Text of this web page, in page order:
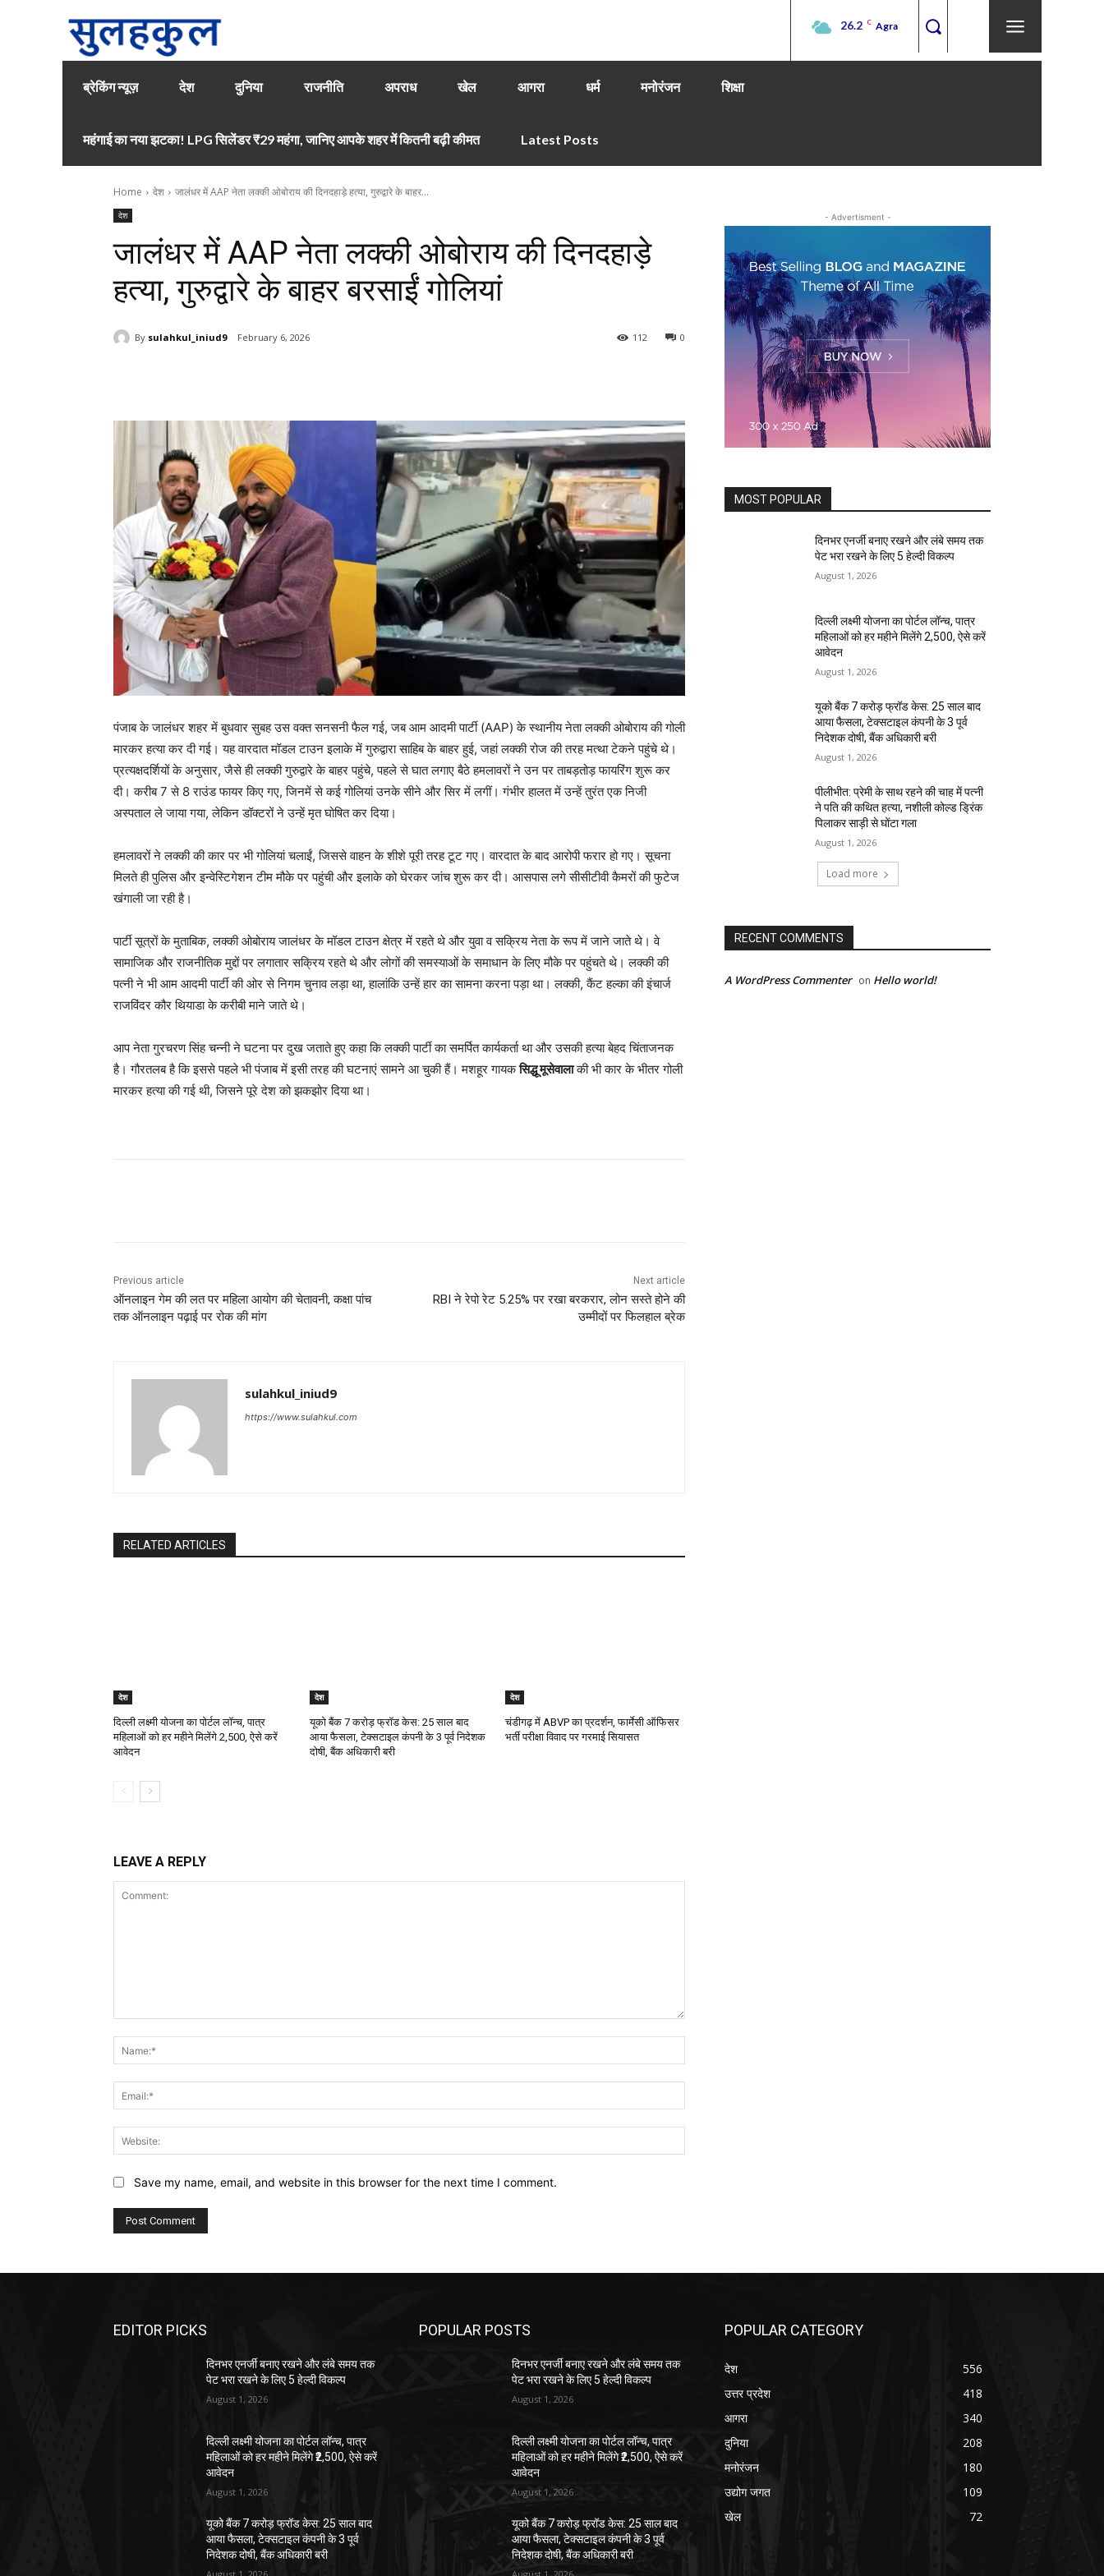
26.2 C Agra
ब्रेकिंग न्यूज़ देश दुनिया राजनीति अपराध खेल आगरा धर्म मनोरंजन शिक्षा
महंगाई का नया झटका! LPG सिलेंडर ₹29 महंगा, जानिए आपके शहर में कितनी बढ़ी कीमत Latest Posts
Home देश जालंधर में AAP नेता लक्की ओबोराय की दिनदहाड़े हत्या, गुरुद्वारे के बाहर...
देश
जालंधर में AAP नेता लक्की ओबोराय की दिनदहाड़े
हत्या, गुरुद्वारे के बाहर बरसाईं गोलियां
By sulahkul_iniud9 February 6, 2026 0
112
पंजाब के जालंधर शहर में बुधवार सुबह उस वक्त सनसनी फैल गई, जब आम आदमी पार्टी (AAP) के स्थानीय नेता लक्की ओबोराय की गोली
मारकर हत्या कर दी गई। यह वारदात मॉडल टाउन इलाके में गुरुद्वारा साहिब के बाहर हुई, जहां लक्की रोज की तरह मत्था टेकने पहुंचे थे।
प्रत्यक्षदर्शियों के अनुसार, जैसे ही लक्की गुरुद्वारे के बाहर पहुंचे, पहले से घात लगाए बैठे हमलावरों ने उन पर ताबड़तोड़ फायरिंग शुरू कर
दी। करीब 7 से 8 राउंड फायर किए गए, जिनमें से कई गोलियां उनके सीने और सिर में लगीं। गंभीर हालत में उन्हें तुरंत एक निजी
अस्पताल ले जाया गया, लेकिन डॉक्टरों ने उन्हें मृत घोषित कर दिया।
हमलावरों ने लक्की की कार पर भी गोलियां चलाईं, जिससे वाहन के शीशे पूरी तरह टूट गए। वारदात के बाद आरोपी फरार हो गए। सूचना
मिलते ही पुलिस और इन्वेस्टिगेशन टीम मौके पर पहुंची और इलाके को घेरकर जांच शुरू कर दी। आसपास लगे सीसीटीवी कैमरों की फुटेज
खंगाली जा रही है।
पार्टी सूत्रों के मुताबिक, लक्की ओबोराय जालंधर के मॉडल टाउन क्षेत्र में रहते थे और युवा व सक्रिय नेता के रूप में जाने जाते थे। वे
सामाजिक और राजनीतिक मुद्दों पर लगातार सक्रिय रहते थे और लोगों की समस्याओं के समाधान के लिए मौके पर पहुंचते थे। लक्की की
पत्नी ने भी आम आदमी पार्टी की ओर से निगम चुनाव लड़ा था, हालांकि उन्हें हार का सामना करना पड़ा था। लक्की, कैंट हल्का की इंचार्ज
राजविंदर कौर थियाडा के करीबी माने जाते थे।
आप नेता गुरचरण सिंह चन्नी ने घटना पर दुख जताते हुए कहा कि लक्की पार्टी का समर्पित कार्यकर्ता था और उसकी हत्या बेहद चिंताजनक
है। गौरतलब है कि इससे पहले भी पंजाब में इसी तरह की घटनाएं सामने आ चुकी हैं। मशहूर गायकसिद्धू मूसेवालाकी भी कार के भीतर गोली
मारकर हत्या की गई थी, जिसने पूरे देश को झकझोर दिया था।
Previous article
ऑनलाइन गेम की लत पर महिला आयोग की चेतावनी, कक्षा पांच
तक ऑनलाइन पढ़ाई पर रोक की मांग
Next article
RBI ने रेपो रेट 5.25% पर रखा बरकरार, लोन सस्ते होने की
उम्मीदों पर फिलहाल ब्रेक
sulahkul_iniud9
https://www.sulahkul.com
RELATED ARTICLES
देश
दिल्ली लक्ष्मी योजना का पोर्टल लॉन्च, पात्र
महिलाओं को हर महीने मिलेंगे ₹2,500, ऐसे करें
आवेदन
देश
यूको बैंक 7 करोड़ फ्रॉड केस: 25 साल बाद
आया फैसला, टेक्सटाइल कंपनी के 3 पूर्व निदेशक
दोषी, बैंक अधिकारी बरी
देश
चंडीगढ़ में ABVP का प्रदर्शन, फार्मेसी ऑफिसर
भर्ती परीक्षा विवाद पर गरमाई सियासत
LEAVE A REPLY
Save my name, email, and website in this browser for the next time I comment.
- Advertisment -
MOST POPULAR
दिनभर एनर्जी बनाए रखने और लंबे समय तक
पेट भरा रखने के लिए 5 हेल्दी विकल्प
August 1, 2026
दिल्ली लक्ष्मी योजना का पोर्टल लॉन्च, पात्र
महिलाओं को हर महीने मिलेंगे ₹2,500, ऐसे करें
आवेदन
August 1, 2026
यूको बैंक 7 करोड़ फ्रॉड केस: 25 साल बाद
आया फैसला, टेक्सटाइल कंपनी के 3 पूर्व
निदेशक दोषी, बैंक अधिकारी बरी
August 1, 2026
पीलीभीत: प्रेमी के साथ रहने की चाह में पत्नी
ने पति की कथित हत्या, नशीली कोल्ड ड्रिंक
पिलाकर साड़ी से घोंटा गला
August 1, 2026
Load more
RECENT COMMENTS
A WordPress Commenter on Hello world!
EDITOR PICKS
दिनभर एनर्जी बनाए रखने और लंबे समय तक
पेट भरा रखने के लिए 5 हेल्दी विकल्प
August 1, 2026
दिल्ली लक्ष्मी योजना का पोर्टल लॉन्च, पात्र
महिलाओं को हर महीने मिलेंगे ₹2,500, ऐसे करें
आवेदन
August 1, 2026
यूको बैंक 7 करोड़ फ्रॉड केस: 25 साल बाद
आया फैसला, टेक्सटाइल कंपनी के 3 पूर्व
निदेशक दोषी, बैंक अधिकारी बरी
POPULAR POSTS
दिनभर एनर्जी बनाए रखने और लंबे समय तक
पेट भरा रखने के लिए 5 हेल्दी विकल्प
August 1, 2026
दिल्ली लक्ष्मी योजना का पोर्टल लॉन्च, पात्र
महिलाओं को हर महीने मिलेंगे ₹2,500, ऐसे करें
आवेदन
August 1, 2026
यूको बैंक 7 करोड़ फ्रॉड केस: 25 साल बाद
आया फैसला, टेक्सटाइल कंपनी के 3 पूर्व
निदेशक दोषी, बैंक अधिकारी बरी
POPULAR CATEGORY
देश
556
उत्तर प्रदेश
418
आगरा
340
दुनिया
208
मनोरंजन
180
उद्योग जगत
109
खेल
72